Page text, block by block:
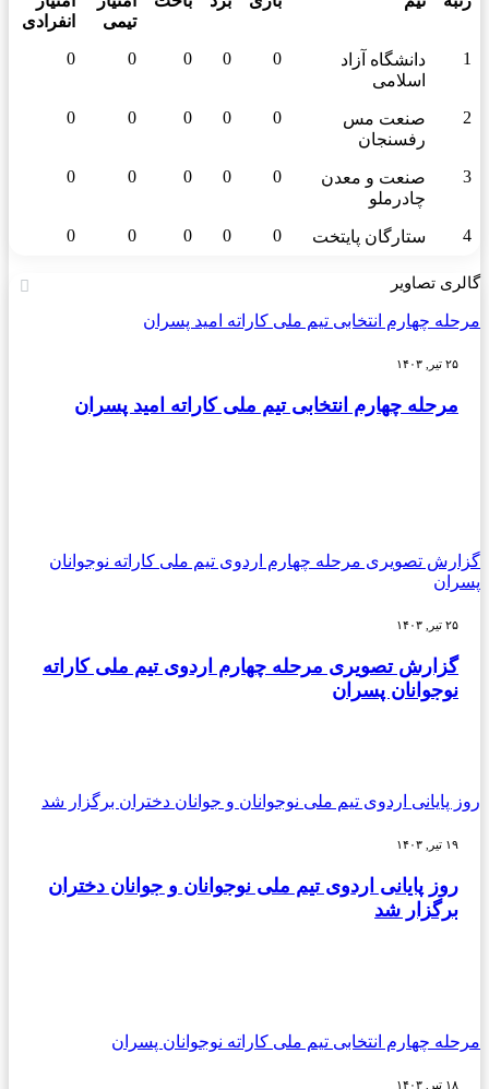
تیمی
انفرادی
1
دانشگاه آزاد
اسلامی
0
0
0
0
0
2
صنعت مس
رفسنجان
0
0
0
0
0
3
صنعت و معدن
چادرملو
0
0
0
0
0
4 ستارگان پایتخت 0
0
0
0
0
گالری تصاویر
مرحله چهارم انتخابی تیم ملی کاراته امید پسران
۲۵ تیر, ۱۴۰۳
مرحله چهارم انتخابی تیم ملی کاراته امید پسران
گزارش تصویری مرحله چهارم اردوی تیم ملی کاراته نوجوانان
پسران
۲۵ تیر, ۱۴۰۳
گزارش تصویری مرحله چهارم اردوی تیم ملی کاراته
نوجوانان پسران
روز پایانی اردوی تیم ملی نوجوانان و جوانان دختران برگزار شد
۱۹ تیر, ۱۴۰۳
روز پایانی اردوی تیم ملی نوجوانان و جوانان دختران
برگزار شد
مرحله چهارم انتخابی تیم ملی کاراته نوجوانان پسران
۱۸ تیر, ۱۴۰۳